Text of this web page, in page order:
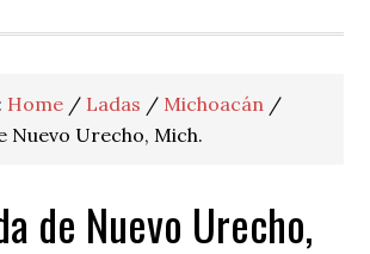
Home / Ladas / Michoacán /
Nuevo Urecho, Mich.
de Nuevo Urecho,